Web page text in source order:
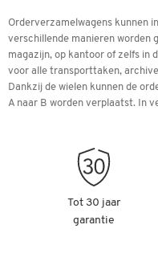
Orderverzamelwagens kunnen
verschillende manieren worden
magazijn, op kantoor of zelfs in
voor alle transporttaken,
Dankzij de wielen kunnen de
A naar B worden verplaatst. In
Tot 30 jaar
garantie